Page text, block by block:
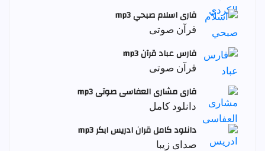
قاری اسلام صبحي mp3
قرآن صوتی
فارس عباد قرآن mp3
قرآن صوتی
قاری مشاری العفاسی صوتی mp3
دانلود کامل
دانلود کامل قران ادریس ابکر mp3
صدای زیبا